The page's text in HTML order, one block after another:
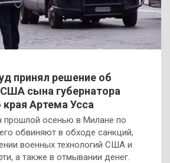
принял решение об
сына губернатора
края Артема Усса
прошлой осенью в Милане по
обвиняют в обходе санкций,
военных технологий США и
а также в отмывании денег.